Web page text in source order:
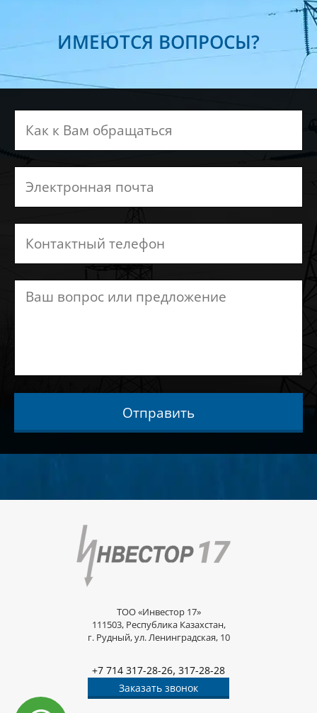
ИМЕЮТСЯ ВОПРОСЫ?
Отправить
ТОО «Инвестор 17»
111503, Республика Казахстан,
г. Рудный, ул. Ленинградская, 10
+7 714 317-28-26, 317-28-28
Заказать звонок